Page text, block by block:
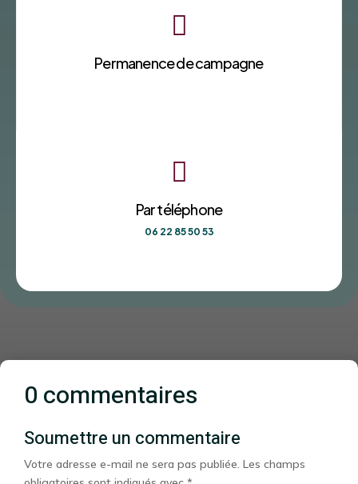

Permanence de campagne

Par téléphone
06 22 85 50 53
0 commentaires
Soumettre un commentaire
Votre adresse e-mail ne sera pas publiée. Les champs